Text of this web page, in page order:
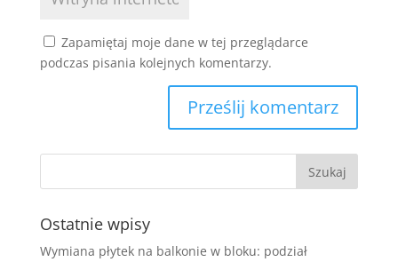
Zapamiętaj moje dane w tej przeglądarce
podczas pisania kolejnych komentarzy.
Ostatnie wpisy
Wymiana płytek na balkonie w bloku: podział